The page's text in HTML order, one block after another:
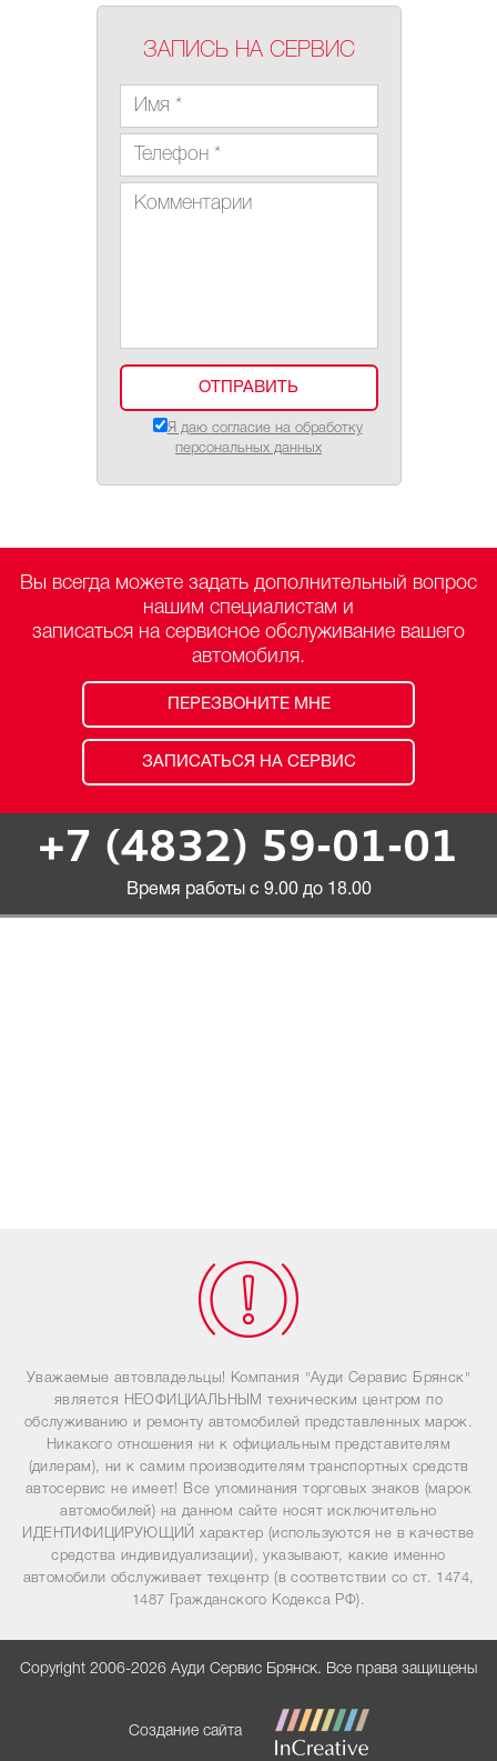
ЗАПИСЬ НА СЕРВИС
Я даю согласие на обработку
персональных данных
Вы всегда можете задать дополнительный вопрос
нашим специалистам и
записаться на сервисное обслуживание вашего
автомобиля.
ПЕРЕЗВОНИТЕ МНЕ
ЗАПИСАТЬСЯ НА СЕРВИС
+7 (4832) 59-01-01
Время работы с 9.00 до 18.00
Уважаемые автовладельцы! Компания "Ауди Серавис Брянск"
является НЕОФИЦИАЛЬНЫМ техническим центром по
обслуживанию и ремонту автомобилей представленных марок.
Никакого отношения ни к официальным представителям
(дилерам), ни к самим производителям транспортных средств
автосервис не имеет! Все упоминания торговых знаков (марок
автомобилей) на данном сайте носят исключительно
ИДЕНТИФИЦИРУЮЩИЙ характер (используются не в качестве
средства индивидуализации), указывают, какие именно
автомобили обслуживает техцентр (в соответствии со ст. 1474,
1487 Гражданского Кодекса РФ).
Copyright 2006-2026 Ауди Сервис Брянск. Все права защищены
Создание сайта